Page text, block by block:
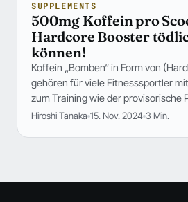
SUPPLEMENTS
500mg Koffein pro
Hardcore Booster
können!
Koffein „Bomben“ in Form von
gehören für viele Fitnesssportler
zum Training wie der provisorische
Hiroshi Tanaka 15. Nov. 2024 3 Min.